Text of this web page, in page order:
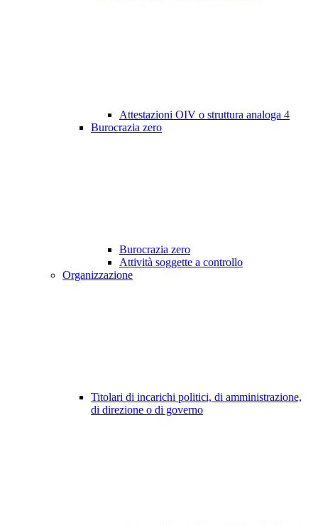
Attestazioni OIV o struttura analoga 4
Burocrazia zero
Burocrazia zero
Attività soggette a controllo
Organizzazione
Titolari di incarichi politici, di amministrazione,
di direzione o di governo